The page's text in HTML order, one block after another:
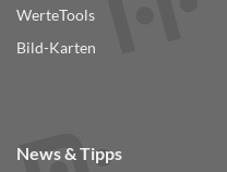
WerteTools
Bild-Karten
News & Tipps